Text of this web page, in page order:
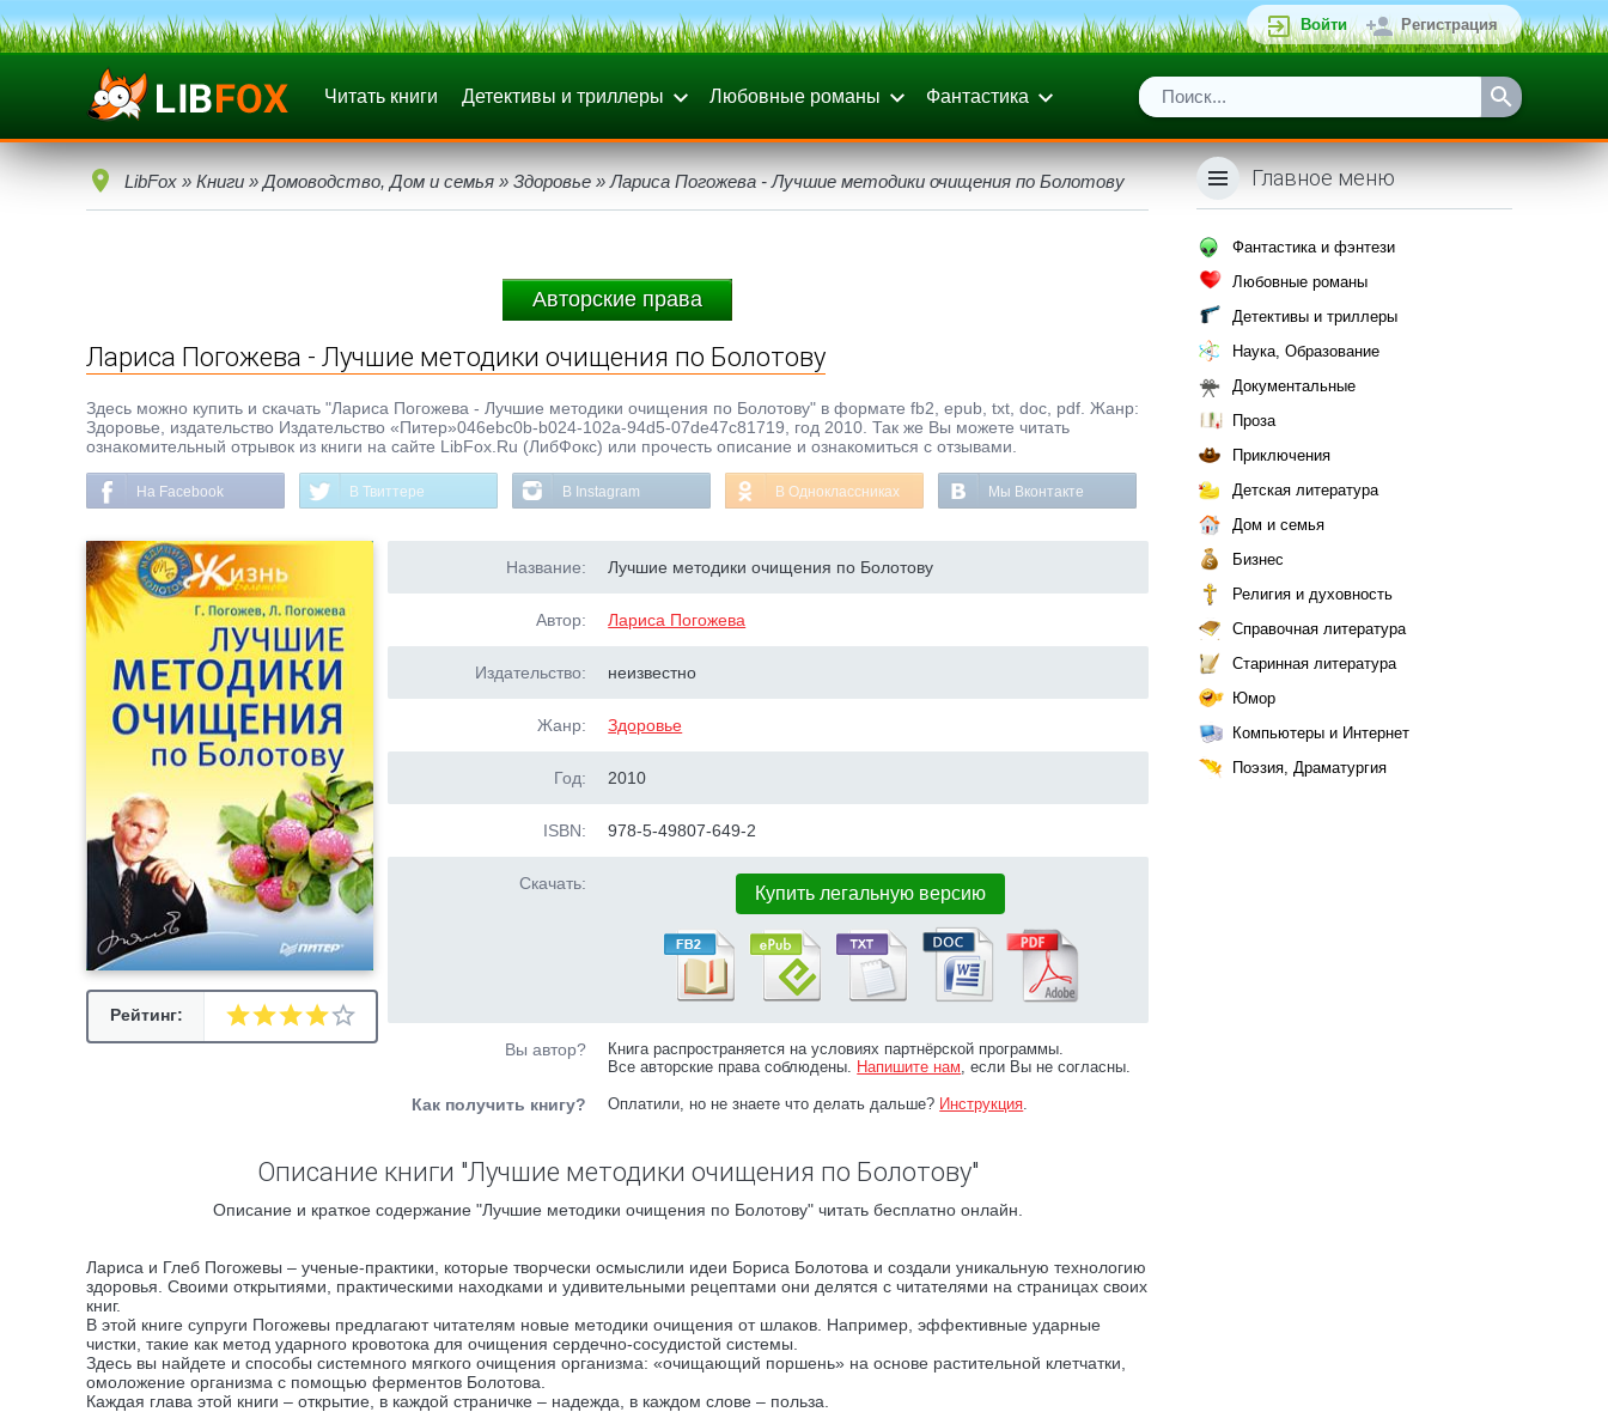
Войти Регистрация
Читать книги Детективы и триллеры Любовные романы Фантастика
LibFox » Книги » Домоводство, Дом и семья » Здоровье » Лариса Погожева - Лучшие методики очищения по Болотову
Авторские права
Лариса Погожева - Лучшие методики очищения по Болотову
Здесь можно купить и скачать "Лариса Погожева - Лучшие методики очищения по Болотову" в формате fb2, epub, txt, doc, pdf. Жанр:
Здоровье, издательство Издательство «Питер»046ebc0b-b024-102a-94d5-07de47c81719, год 2010. Так же Вы можете читать
ознакомительный отрывок из книги на сайте LibFox.Ru (ЛибФокс) или прочесть описание и ознакомиться с отзывами.
На Facebook В Твиттере В Instagram В Одноклассниках Мы Вконтакте
Рейтинг:
Название: Лучшие методики очищения по Болотову
Автор: Лариса Погожева
Издательство: неизвестно
Жанр: Здоровье
Год: 2010
ISBN: 978-5-49807-649-2
Скачать: Купить легальную версию
Вы автор?
Книга распространяется на условиях партнёрской программы.
Все авторские права соблюдены. Напишите нам, если Вы не согласны.
Как получить книгу? Оплатили, но не знаете что делать дальше? Инструкция.
Описание книги "Лучшие методики очищения по Болотову"
Описание и краткое содержание "Лучшие методики очищения по Болотову" читать бесплатно онлайн.
Лариса и Глеб Погожевы – ученые-практики, которые творчески осмыслили идеи Бориса Болотова и создали уникальную технологию
здоровья. Своими открытиями, практическими находками и удивительными рецептами они делятся с читателями на страницах своих
книг.
В этой книге супруги Погожевы предлагают читателям новые методики очищения от шлаков. Например, эффективные ударные
чистки, такие как метод ударного кровотока для очищения сердечно-сосудистой системы.
Здесь вы найдете и способы системного мягкого очищения организма: «очищающий поршень» на основе растительной клетчатки,
омоложение организма с помощью ферментов Болотова.
Каждая глава этой книги – открытие, в каждой страничке – надежда, в каждом слове – польза.
Главное меню
Фантастика и фэнтези
Любовные романы
Детективы и триллеры
Наука, Образование
Документальные
Проза
Приключения
Детская литература
Дом и семья
Бизнес
Религия и духовность
Справочная литература
Старинная литература
Юмор
Компьютеры и Интернет
Поэзия, Драматургия